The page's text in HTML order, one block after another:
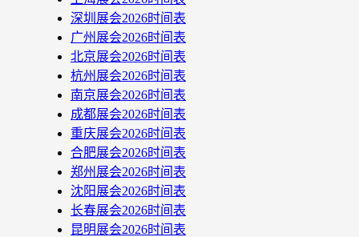
深圳展会2026时间表
广州展会2026时间表
北京展会2026时间表
杭州展会2026时间表
南京展会2026时间表
成都展会2026时间表
重庆展会2026时间表
合肥展会2026时间表
郑州展会2026时间表
沈阳展会2026时间表
长春展会2026时间表
昆明展会2026时间表